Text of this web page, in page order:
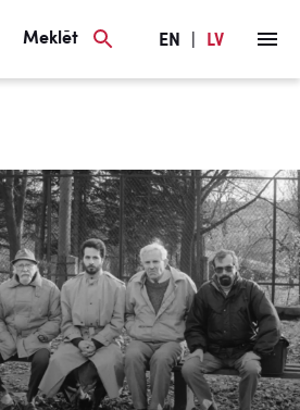
Meklēt EN LV